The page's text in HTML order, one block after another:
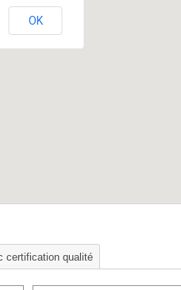
OK
certification qualité